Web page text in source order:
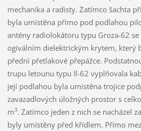
mechanika a radisty. Zatímco šachta
byla umístěna přímo pod podlahou
antény radiolokátoru typu Groza-62 se
ogiválním dielektrickým krytem, který
přední přetlakové přepážce.
trupu letounu typu Il-62 vyplňovala
její podlahou byla umístěna trojice
zavazadlových úložných prostor s
m3. Zatímco jeden z nich se nacházel
byly umístěny před křídlem. Přímo